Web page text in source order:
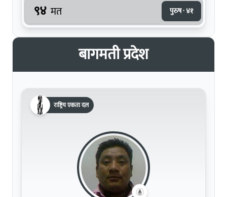
९४ मत पुरुष · ४१
बागमती प्रदेश
राष्ट्रिय एकता दल